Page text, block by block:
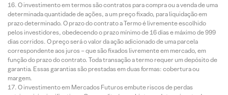
O investimento em termos são contratos para compra ou a venda de uma
determinada quantidade de ações, a um preço fixado, para liquidação em
prazo determinado. O prazo do contrato a Termo é livremente escolhido
pelos investidores, obedecendo o prazo mínimo de 16 dias e máximo de 999
dias corridos. O preço será o valor da ação adicionado de uma parcela
correspondente aos juros – que são fixados livremente em mercado, em
função do prazo do contrato. Toda transação a termo requer um depósito de
garantia. Essas garantias são prestadas em duas formas: cobertura ou
margem.
O investimento em Mercados Futuros embute riscos de perdas